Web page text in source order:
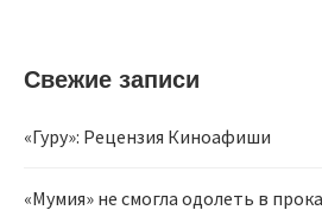
Свежие записи
«Гуру»: Рецензия Киноафиши
«Мумия» не смогла одолеть в